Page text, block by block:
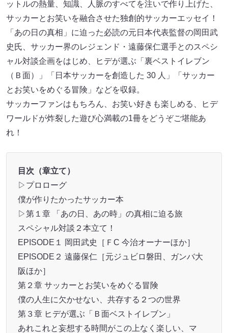
ットルの熱量、知識、⼈脈のすべてを注いで作り上げた、
サッカーとお笑いを融合させた独創的サッカーエッセイ！
「あの⽇の真相」に迫った必読の元⽇本代表監督の岡⽥武
史⽒、サッカー界のレジェンド・遠藤保仁選⼿とのスペシ
ャル対談企画をはじめ、ヒデが選ぶ「裏ベストイレブン
（Ｂ⾯）」「⽇本サッカーを創造した 30 ⼈」「サッカー
とお笑いをめぐる冒険」などを収録。
サッカーファンはもちろん、お笑い好きも楽しめる、ヒデ
ワールドが炸裂した遊び⼼満載の1冊をどうぞご堪能あ
れ！
⽬次（章⽴て）
▷プロローグ
僕が作りたかったサッカー本
▷第１章 「あの⽇、あの時」の真相に迫る旅
スペシャル対談２本⽴て！
EPISODE１ 岡⽥武史［ＦC 今治オーナーほか］
EPISODE２ 遠藤保仁［元ジュビロ磐⽥、ガンバ⼤
阪ほか］
第２章 サッカーとお笑いをめぐる冒険
僕の⼈⽣に⽋かせない、共存する２つの世界
第３章 ヒデが選ぶ「Ｂ⾯ベストイレブン」
あれこれと妄想する時間がこの上なく楽しい、マ